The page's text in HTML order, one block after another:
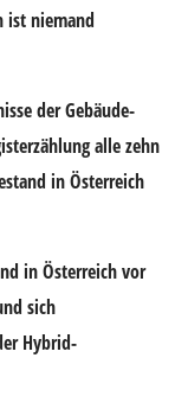
ist niemand
der Gebäude-
alle zehn
in Österreich
in Österreich vor
sich
Hybrid-